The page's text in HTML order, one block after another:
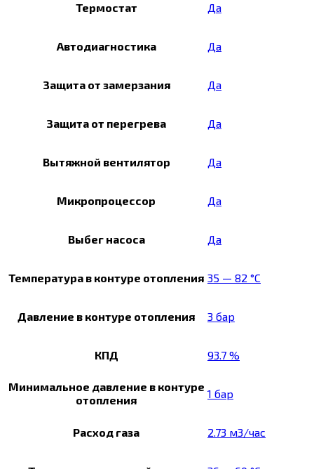
Термостат Да
Автодиагностика Да
Защита от замерзания Да
Защита от перегрева Да
Вытяжной вентилятор Да
Микропроцессор Да
Выбег насоса Да
Температура в контуре отопления 35 — 82 °C
Давление в контуре отопления 3 бар
КПД 93.7 %
Минимальное давление в контуре
отопления
1 бар
Расход газа 2.73 м3/час